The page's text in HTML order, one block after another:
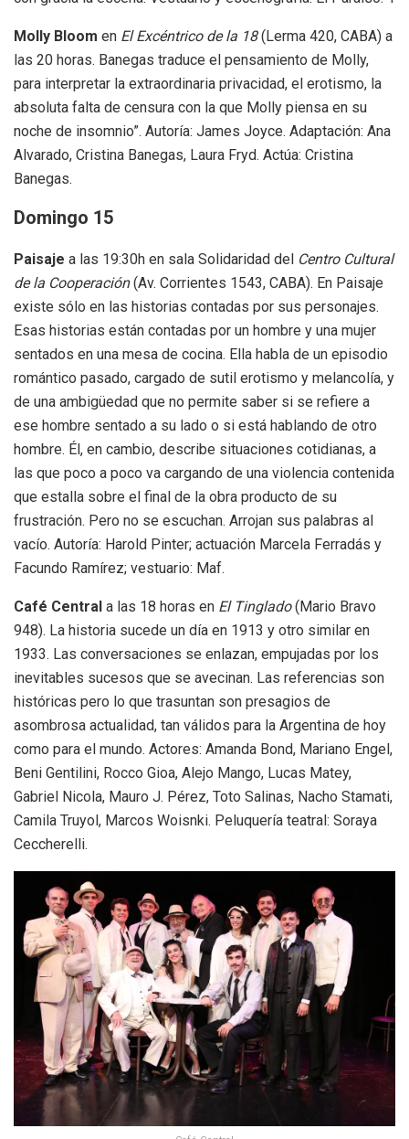
Molly Bloom en El Excéntrico de la 18(Lerma 420, CABA) a
las 20 horas. Banegas traduce el pensamiento de Molly,
para interpretar la extraordinaria privacidad, el erotismo, la
absoluta falta de censura con la que Molly piensa en su
noche de insomnio”. Autoría: James Joyce. Adaptación: Ana
Alvarado, Cristina Banegas, Laura Fryd. Actúa: Cristina
Banegas.
Domingo 15
Paisaje a las 19:30h en sala Solidaridad del Centro Cultural
de la Cooperación(Av. Corrientes 1543, CABA). En Paisaje
existe sólo en las historias contadas por sus personajes.
Esas historias están contadas por un hombre y una mujer
sentados en una mesa de cocina. Ella habla de un episodio
romántico pasado, cargado de sutil erotismo y melancolía, y
de una ambigüedad que no permite saber si se refiere a
ese hombre sentado a su lado o si está hablando de otro
hombre. Él, en cambio, describe situaciones cotidianas, a
las que poco a poco va cargando de una violencia contenida
que estalla sobre el final de la obra producto de su
frustración. Pero no se escuchan. Arrojan sus palabras al
vacío. Autoría: Harold Pinter; actuación Marcela Ferradás y
Facundo Ramírez; vestuario: Maf.
Café Central a las 18 horas en El Tinglado(Mario Bravo
948). La historia sucede un día en 1913 y otro similar en
1933. Las conversaciones se enlazan, empujadas por los
inevitables sucesos que se avecinan. Las referencias son
históricas pero lo que trasuntan son presagios de
asombrosa actualidad, tan válidos para la Argentina de hoy
como para el mundo. Actores: Amanda Bond, Mariano Engel,
Beni Gentilini, Rocco Gioa, Alejo Mango, Lucas Matey,
Gabriel Nicola, Mauro J. Pérez, Toto Salinas, Nacho Stamati,
Camila Truyol, Marcos Woisnki. Peluquería teatral: Soraya
Ceccherelli.